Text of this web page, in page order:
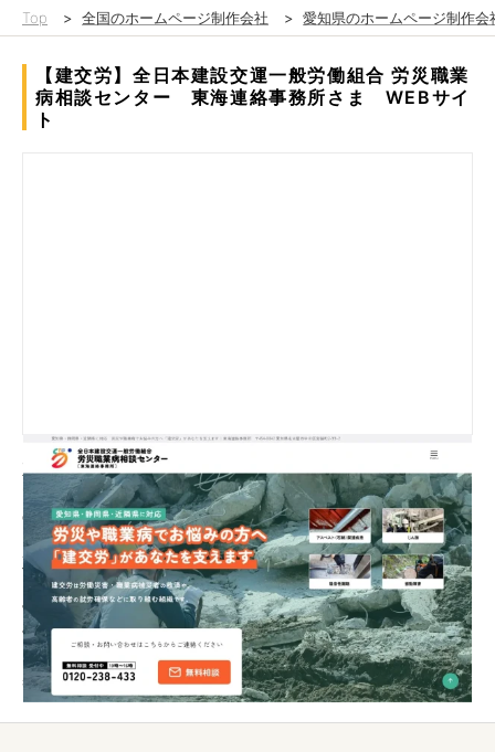
Top > 全国のホームページ制作会社 > 愛知県のホームページ制作会
【建交労】全日本建設交運一般労働組合 労災職業
病相談センター 東海連絡事務所さま WEBサイ
ト
正規職員・パート・派遣など雇用形態を問わず、誰でも、ひとり
でも入れる労働組合「全日本建設交運一般労働組合（建交労）」
のWEBサイトです。
建設・交通・運輸・自治体関連をはじめ多くの産業・業種に基盤
を持ち、
労働災害・職業病被災者の救済や、仕事を求める高齢者の就労確
保などにも取り組んでいます。
柔らかいイメージで見やすさを意識して制作しました。